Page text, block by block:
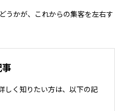
うかが、これからの集客を左右す
しく知りたい方は、以下の記